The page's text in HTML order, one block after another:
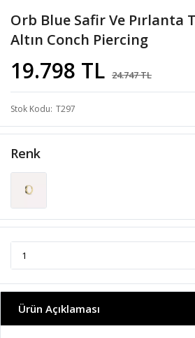
Orb Blue Safir Ve Pırlanta
Altın Conch Piercing
19.798 TL 24.747 TL
Stok Kodu T297
Renk
Ürün Açıklaması